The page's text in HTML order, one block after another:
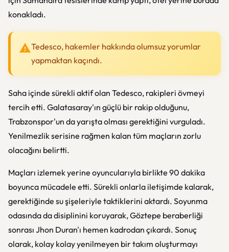
konakladı.
Tedesco, hakemler hakkında olumsuz yorumlar
yapmaktan kaçındı.
Saha içinde sürekli aktif olan Tedesco, rakipleri övmeyi
tercih etti. Galatasaray'ın güçlü bir rakip olduğunu,
Trabzonspor'un da yarışta olması gerektiğini vurguladı.
Yenilmezlik serisine rağmen kalan tüm maçların zorlu
olacağını belirtti.
Maçları izlemek yerine oyuncularıyla birlikte 90 dakika
boyunca mücadele etti. Sürekli onlarla iletişimde kalarak,
gerektiğinde su şişeleriyle taktiklerini aktardı. Soyunma
odasında da disiplinini koruyarak, Göztepe beraberliği
sonrası Jhon Duran'ı hemen kadrodan çıkardı. Sonuç
olarak, kolay kolay yenilmeyen bir takım oluşturmayı